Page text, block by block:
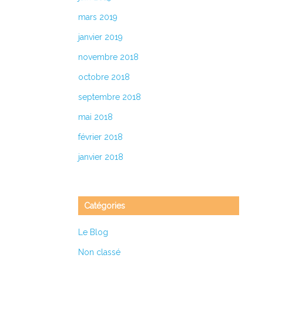
mars 2019
janvier 2019
novembre 2018
octobre 2018
septembre 2018
mai 2018
février 2018
janvier 2018
Catégories
Le Blog
Non classé